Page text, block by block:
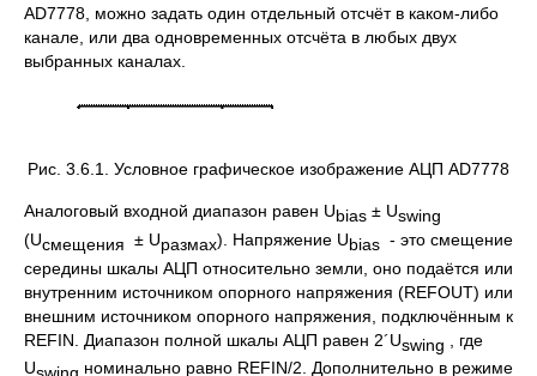
AD7778, можно задать один отдельный отсчёт в каком-либо
канале, или два одновременных отсчёта в любых двух
выбранных каналах.
Рис. 3.6.1. Условное графическое изображение АЦП AD7778
Аналоговый входной диапазон равен Ubias ± Uswing
(Uсмещения ± Uразмах). Напряжение Ubias - это смещение
середины шкалы АЦП относительно земли, оно подаётся или
внутренним источником опорного напряжения (REFOUT) или
внешним источником опорного напряжения, подключённым к
REFIN. Диапазон полной шкалы АЦП равен 2´Uswing , где
U
номинально равно REFIN/2. Дополнительно в режиме